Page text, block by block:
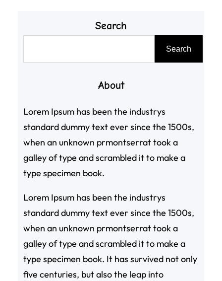
Search
Search
About
Lorem Ipsum has been the industrys
standard dummy text ever since the 1500s,
when an unknown prmontserrat took a
galley of type and scrambled it to make a
type specimen book.
Lorem Ipsum has been the industrys
standard dummy text ever since the 1500s,
when an unknown prmontserrat took a
galley of type and scrambled it to make a
type specimen book. It has survived not only
five centuries, but also the leap into